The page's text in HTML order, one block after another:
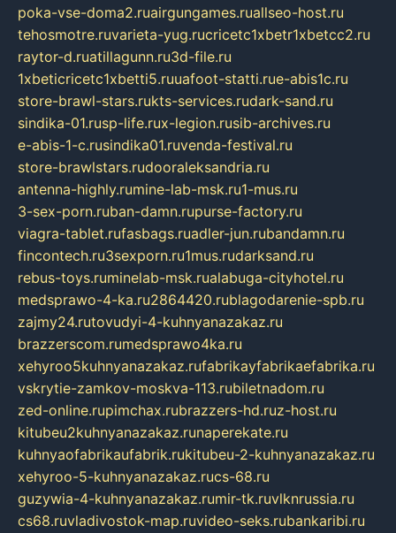
poka-vse-doma2.ruairgungames.ruallseo-host.ru
tehosmotre.ruvarieta-yug.rucricetc1xbetr1xbetcc2.ru
raytor-d.ruatillagunn.ru3d-file.ru
1xbeticricetc1xbetti5.ruuafoot-statti.rue-abis1c.ru
store-brawl-stars.rukts-services.rudark-sand.ru
sindika-01.rusp-life.rux-legion.rusib-archives.ru
e-abis-1-c.rusindika01.ruvenda-festival.ru
store-brawlstars.rudooraleksandria.ru
antenna-highly.rumine-lab-msk.ru1-mus.ru
3-sex-porn.ruban-damn.rupurse-factory.ru
viagra-tablet.rufasbags.ruadler-jun.rubandamn.ru
fincontech.ru3sexporn.ru1mus.rudarksand.ru
rebus-toys.ruminelab-msk.rualabuga-cityhotel.ru
medsprawo-4-ka.ru2864420.rublagodarenie-spb.ru
zajmy24.rutovudyi-4-kuhnyanazakaz.ru
brazzerscom.rumedsprawo4ka.ru
xehyroo5kuhnyanazakaz.rufabrikayfabrikaefabrika.ru
vskrytie-zamkov-moskva-113.rubiletnadom.ru
zed-online.rupimchax.rubrazzers-hd.ruz-host.ru
kitubeu2kuhnyanazakaz.runaperekate.ru
kuhnyaofabrikaufabrik.rukitubeu-2-kuhnyanazakaz.ru
xehyroo-5-kuhnyanazakaz.rucs-68.ru
guzywia-4-kuhnyanazakaz.rumir-tk.ruvlknrussia.ru
cs68.ruvladivostok-map.ruvideo-seks.rubankaribi.ru